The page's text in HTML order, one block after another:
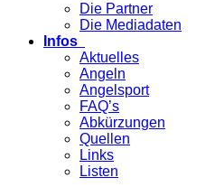
Die Partner
Die Mediadaten
Infos
Aktuelles
Angeln
Angelsport
FAQ’s
Abkürzungen
Quellen
Links
Listen